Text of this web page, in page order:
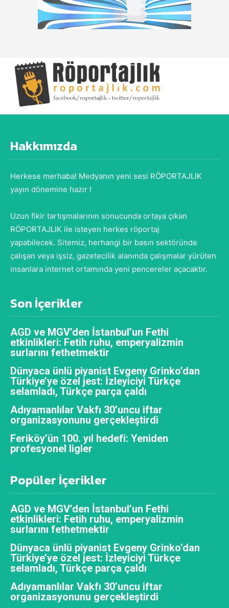
Hakkımızda
Herkese merhaba! Medyanın yeni sesi RÖPORTAJLIK
yayın dönemine hazır !
Uzun fikir tartışmalarının sonucunda ortaya çıkan
RÖPORTAJLIK ile isteyen herkes röportaj
yapabilecek. Sitemiz, herhangi bir basın sektöründe
çalışan veya işsiz, gazetecilik alanında çalışmalar yürüten
insanlara internet ortamında yeni pencereler açacaktır.
Son İçerikler
AGD ve MGV’den İstanbul’un Fethi
etkinlikleri: Fetih ruhu, emperyalizmin
surlarını fethetmektir
Dünyaca ünlü piyanist Evgeny Grinko’dan
Türkiye’ye özel jest: İzleyiciyi Türkçe
selamladı, Türkçe parça çaldı
Adıyamanlılar Vakfı 30’uncu iftar
organizasyonunu gerçekleştirdi
Feriköy’ün 100. yıl hedefi: Yeniden
profesyonel ligler
Popüler İçerikler
AGD ve MGV’den İstanbul’un Fethi
etkinlikleri: Fetih ruhu, emperyalizmin
surlarını fethetmektir
Dünyaca ünlü piyanist Evgeny Grinko’dan
Türkiye’ye özel jest: İzleyiciyi Türkçe
selamladı, Türkçe parça çaldı
Adıyamanlılar Vakfı 30’uncu iftar
organizasyonunu gerçekleştirdi